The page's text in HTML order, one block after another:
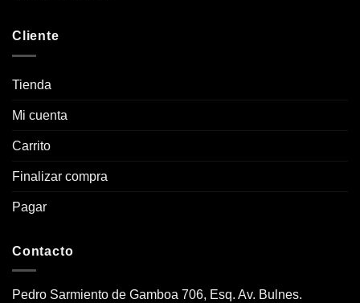
Cliente
Tienda
Mi cuenta
Carrito
Finalizar compra
Pagar
Contacto
Pedro Sarmiento de Gamboa 706, Esq. Av. Bulnes.